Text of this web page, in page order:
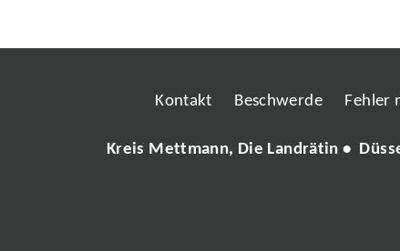
Kontakt Beschwerde Fehler
Kreis Mettmann, Die Landrätin •